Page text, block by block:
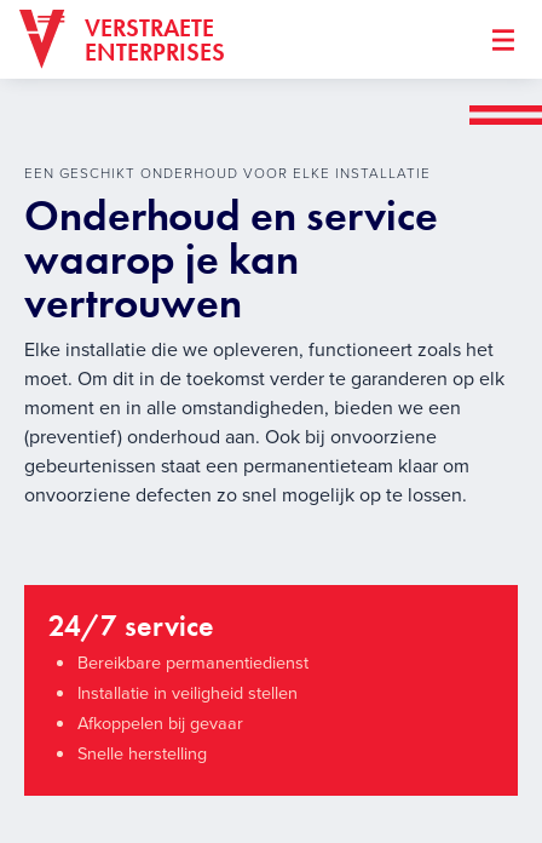
VERSTRAETE
ENTERPRISES
EEN GESCHIKT ONDERHOUD VOOR ELKE INSTALLATIE
Onderhoud en service
waarop je kan
vertrouwen
Elke installatie die we opleveren, functioneert zoals het
moet. Om dit in de toekomst verder te garanderen op elk
moment en in alle omstandigheden, bieden we een
(preventief) onderhoud aan. Ook bij onvoorziene
gebeurtenissen staat een permanentieteam klaar om
onvoorziene defecten zo snel mogelijk op te lossen.
24/7 service
Bereikbare permanentiedienst
Installatie in veiligheid stellen
Afkoppelen bij gevaar
Snelle herstelling